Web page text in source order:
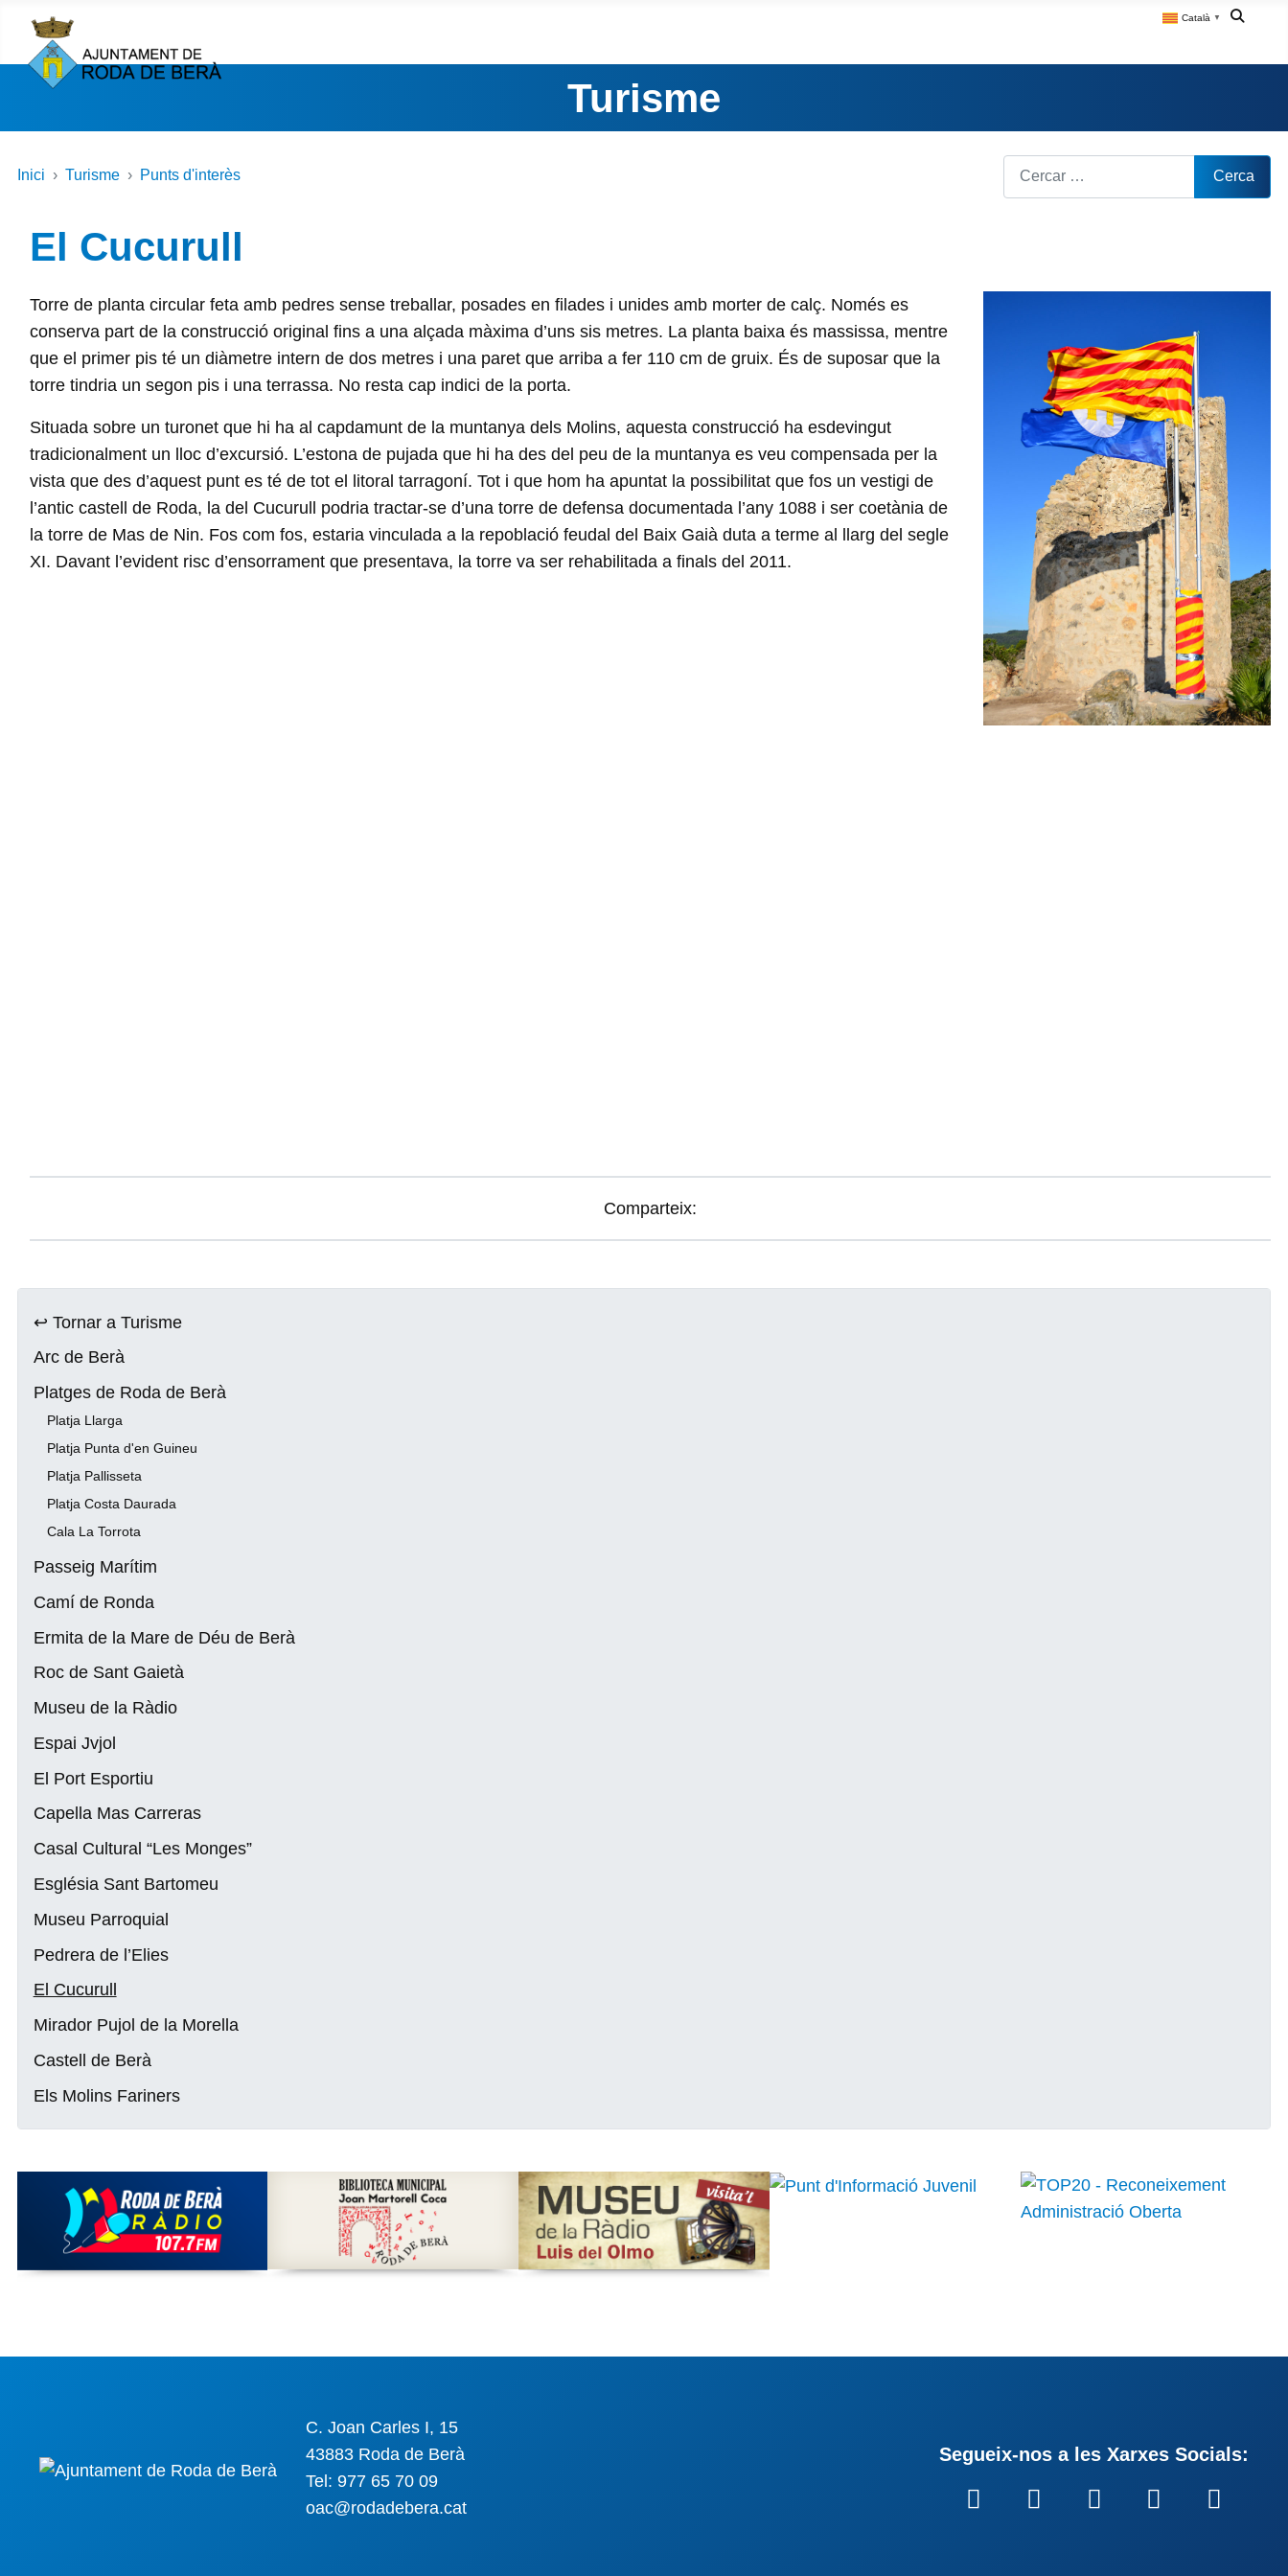
Català ▼
Turisme
Inici Turisme Punts d'interès Cerca Cerca
↩ Tornar a Turisme
Arc de Berà
Platges de Roda de Berà
Platja Llarga
Platja Punta d'en Guineu
Platja Pallisseta
Platja Costa Daurada
Cala La Torrota
Passeig Marítim
Camí de Ronda
Ermita de la Mare de Déu de Berà
Roc de Sant Gaietà
Museu de la Ràdio
Espai Jvjol
El Port Esportiu
Capella Mas Carreras
Casal Cultural “Les Monges”
Església Sant Bartomeu
Museu Parroquial
Pedrera de l’Elies
El Cucurull
Mirador Pujol de la Morella
Castell de Berà
Els Molins Fariners
El Cucurull
Torre de planta circular feta amb pedres sense treballar, posades en filades i unides amb morter de calç. Només es
conserva part de la construcció original fins a una alçada màxima d’uns sis metres. La planta baixa és massissa, mentre
que el primer pis té un diàmetre intern de dos metres i una paret que arriba a fer 110 cm de gruix. És de suposar que la
torre tindria un segon pis i una terrassa. No resta cap indici de la porta.
Situada sobre un turonet que hi ha al capdamunt de la muntanya dels Molins, aquesta construcció ha esdevingut
tradicionalment un lloc d’excursió. L’estona de pujada que hi ha des del peu de la muntanya es veu compensada per la
vista que des d’aquest punt es té de tot el litoral tarragoní. Tot i que hom ha apuntat la possibilitat que fos un vestigi de
l’antic castell de Roda, la del Cucurull podria tractar-se d’una torre de defensa documentada l’any 1088 i ser coetània de
la torre de Mas de Nin. Fos com fos, estaria vinculada a la repoblació feudal del Baix Gaià duta a terme al llarg del segle
XI. Davant l’evident risc d’ensorrament que presentava, la torre va ser rehabilitada a finals del 2011.
Comparteix:
C. Joan Carles I, 15
43883 Roda de Berà
Tel: 977 65 70 09
oac@rodadebera.cat
Segueix-nos a les Xarxes Socials: